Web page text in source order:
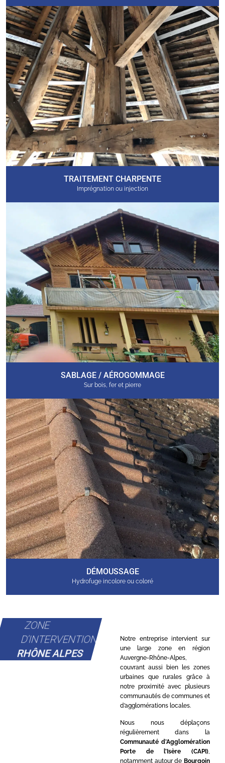
TRAITEMENT CHARPENTE
Imprégnation ou injection
SABLAGE / AÉROGOMMAGE
Sur bois, fer et pierre
DÉMOUSSAGE
Hydrofuge incolore ou coloré
ZONE
D'INTERVENTION
RHÔNE ALPES
Notre entreprise intervient sur
une large zone en région
Auvergne-Rhône-Alpes,
couvrant aussi bien les zones
urbaines que rurales grâce à
notre proximité avec plusieurs
communautés de communes et
d’agglomérations locales.
Nous nous déplaçons
régulièrement dans la
Communauté d’Agglomération
Porte de l’Isère (CAPI)
notamment autour de Bourgoin